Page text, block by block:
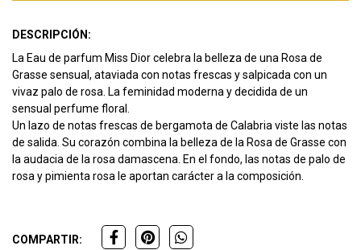
DESCRIPCIÓN:
La Eau de parfum Miss Dior celebra la belleza de una Rosa de
Grasse sensual, ataviada con notas frescas y salpicada con un
vivaz palo de rosa. La feminidad moderna y decidida de un
sensual perfume floral.
Un lazo de notas frescas de bergamota de Calabria viste las notas
de salida. Su corazón combina la belleza de la Rosa de Grasse con
la audacia de la rosa damascena. En el fondo, las notas de palo de
rosa y pimienta rosa le aportan carácter a la composición.
COMPARTIR: